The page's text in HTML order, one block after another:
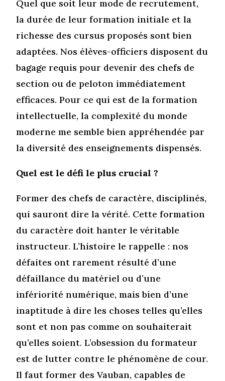
Quel que soit leur mode de recrutement,
la durée de leur formation initiale et la
richesse des cursus proposés sont bien
adaptées. Nos élèves-officiers disposent du
bagage requis pour devenir des chefs de
section ou de peloton immédiatement
efficaces. Pour ce qui est de la formation
intellectuelle, la complexité du monde
moderne me semble bien appréhendée par
la diversité des enseignements dispensés.
Quel est le défi le plus crucial ?
Former des chefs de caractère, disciplinés,
qui sauront dire la vérité. Cette formation
du caractère doit hanter le véritable
instructeur. L’histoire le rappelle : nos
défaites ont rarement résulté d’une
défaillance du matériel ou d’une
infériorité numérique, mais bien d’une
inaptitude à dire les choses telles qu’elles
sont et non pas comme on souhaiterait
qu’elles soient. L’obsession du formateur
est de lutter contre le phénomène de cour.
Il faut former des Vauban, capables de